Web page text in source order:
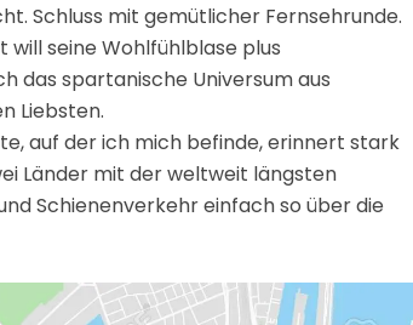
Schluss mit gemütlicher Fernsehrunde.
seine Wohlfühlblase plus
das spartanische Universum aus
Liebsten.
auf der ich mich befinde, erinnert stark
Länder mit der weltweit längsten
Schienenverkehr einfach so über die